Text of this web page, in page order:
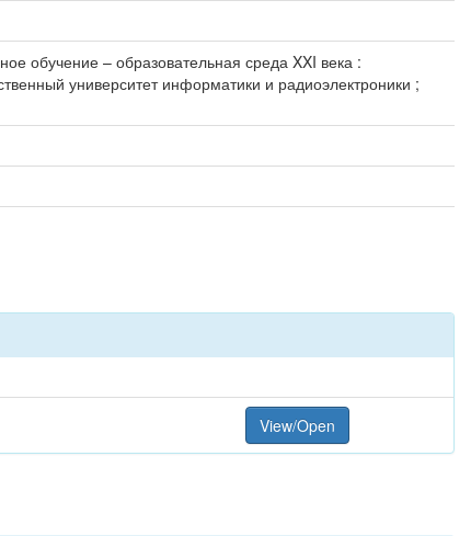
обучение – образовательная среда XXI века :
университет информатики и радиоэлектроники ;
View/Open